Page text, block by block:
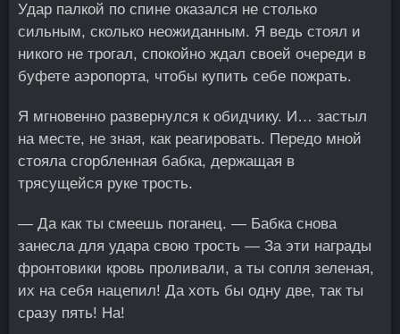
Удар палкой по спине оказался не столько
сильным, сколько неожиданным. Я ведь стоял и
никого не трогал, спокойно ждал своей очереди в
буфете аэропорта, чтобы купить себе пожрать.
Я мгновенно развернулся к обидчику. И… застыл
на месте, не зная, как реагировать. Передо мной
стояла сгорбленная бабка, держащая в
трясущейся руке трость.
— Да как ты смеешь поганец. — Бабка снова
занесла для удара свою трость — За эти награды
фронтовики кровь проливали, а ты сопля зеленая,
их на себя нацепил! Да хоть бы одну две, так ты
сразу пять! На!